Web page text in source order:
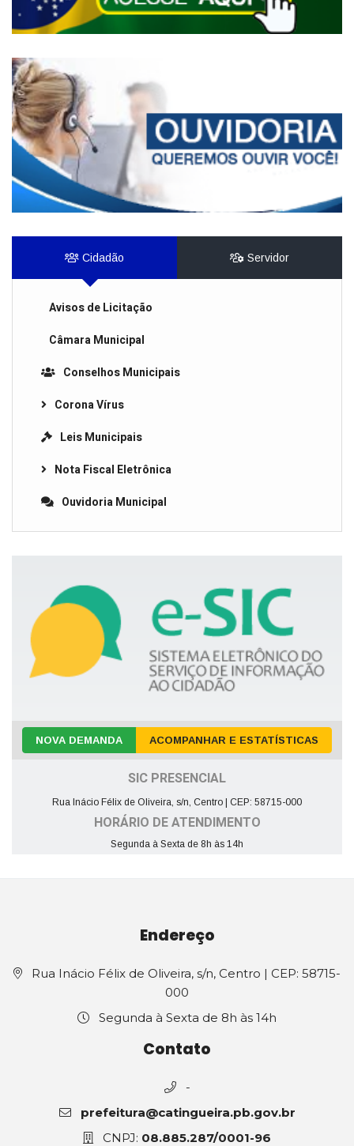
Cidadão Servidor
Avisos de Licitação
Câmara Municipal
Conselhos Municipais
Corona Vírus
Leis Municipais
Nota Fiscal Eletrônica
Ouvidoria Municipal
NOVA DEMANDA ACOMPANHAR E ESTATÍSTICAS
SIC PRESENCIAL
Rua Inácio Félix de Oliveira, s/n, Centro | CEP: 58715-000
HORÁRIO DE ATENDIMENTO
Segunda à Sexta de 8h às 14h
Endereço
Rua Inácio Félix de Oliveira, s/n, Centro | CEP: 58715-
000
Segunda à Sexta de 8h às 14h
Contato
-
prefeitura@catingueira.pb.gov.br
CNPJ: 08.885.287/0001-96